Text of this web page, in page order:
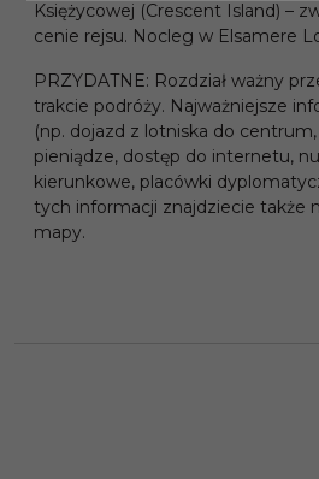
Księżycowej (Crescent Island) –
cenie rejsu. Nocleg w Elsamere
PRZYDATNE: Rozdział ważny
trakcie podróży. Najważniejsze
(np. dojazd z lotniska do
pieniądze, dostęp do internetu,
kierunkowe, placówki
tych informacji znajdziecie także
mapy.